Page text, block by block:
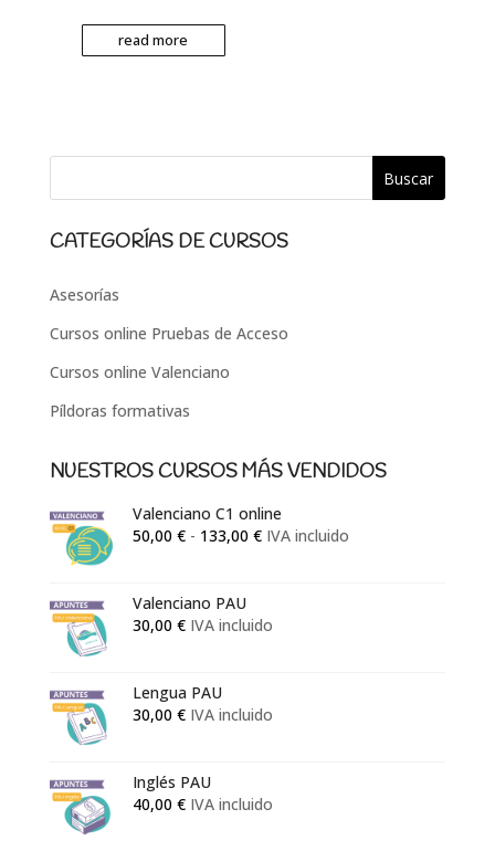
read more
CATEGORÍAS DE CURSOS
Asesorías
Cursos online Pruebas de Acceso
Cursos online Valenciano
Píldoras formativas
NUESTROS CURSOS MÁS VENDIDOS
Valenciano C1 online
50,00 € - 133,00 €Rango
50,00 €
IVA incluido
Valenciano PAU
30,00 € IVA incluido
Lengua PAU
30,00 € IVA incluido
Inglés PAU
40,00 € IVA incluido